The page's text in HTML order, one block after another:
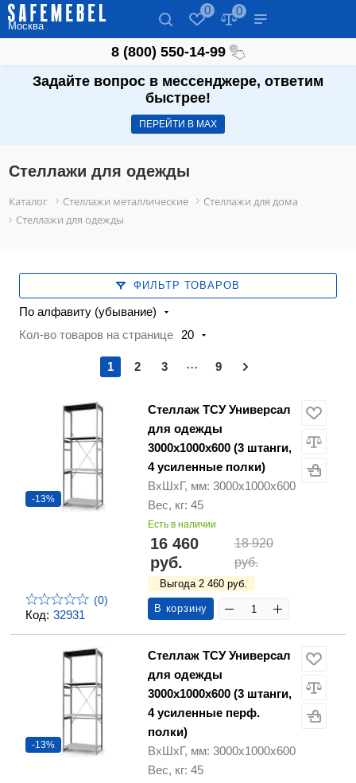
Москва
0 0
8 (800) 550-14-99
Задайте вопрос в мессенджере, ответим
быстрее!
ПЕРЕЙТИ В МАХ
Стеллажи для одежды
Каталог Стеллажи металлические
Стеллажи для дома
Стеллажи для одежды
ФИЛЬТР ТОВАРОВ
По алфавиту (убывание)
Кол-во товаров на странице
20
1 2 3 ... 9
Код: 32931
-13%
(0)
Стеллаж ТСУ Универсал
для одежды
3000х1000х600 (3 штанги,
4 усиленные полки)
ВхШхГ, мм: 3000х1000х600
Вес, кг: 45
Есть в наличии
16 460
руб.
18 920
руб.
Выгода 2 460 руб.
В корзину
-13%
Стеллаж ТСУ Универсал
для одежды
3000х1000х600 (3 штанги,
4 усиленные перф.
полки)
ВхШхГ, мм: 3000х1000х600
Вес, кг: 45